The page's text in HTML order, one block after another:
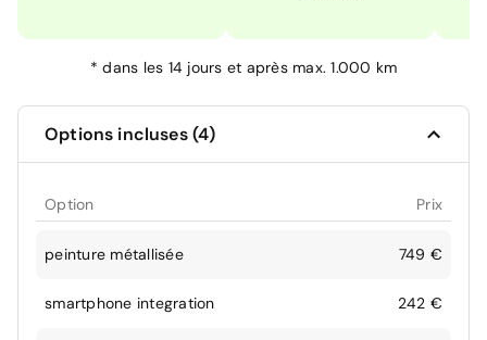
*dans les 14 jours et après max. 1.000 km
Options incluses (4)
Option Prix
peinture métallisée 749 €
smartphone integration 242 €